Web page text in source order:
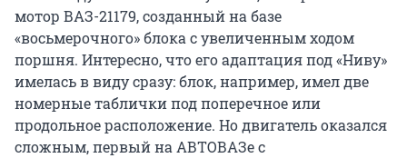
мотор ВАЗ-21179, созданный на базе
«восьмерочного» блока с увеличенным ходом
поршня. Интересно, что его адаптация под «Ниву»
имелась в виду сразу: блок, например, имел две
номерные таблички под поперечное или
продольное расположение. Но двигатель оказался
сложным, первый на АВТОВАЗе с